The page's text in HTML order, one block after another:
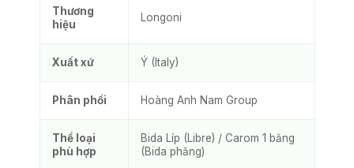
Thương
hiệu
Longoni
Xuất xứ Ý (Italy)
Phân phối Hoàng Anh Nam Group
Thể loại
phù hợp
Bida Líp (Libre) / Carom 1 băng
(Bida phăng)